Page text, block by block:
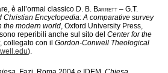
è all’ormai classico D. B. Barrett – G.T.
Christian Encyclopedia: A comparative survey
the modern world , Oxford University Press,
reperibili anche sul sito delCenter for the
, collegato con ilGordon-Conwell Theological
).